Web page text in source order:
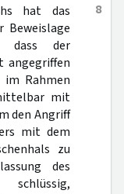
8
hat das
Beweislage
dass der
angegriffen
Rahmen
mit
den Angriff
mit dem
zu
des